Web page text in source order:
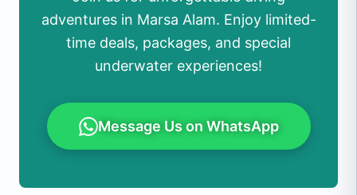
adventures in Marsa Alam. Enjoy limited-
time deals, packages, and special
underwater experiences!
Message Us on WhatsApp